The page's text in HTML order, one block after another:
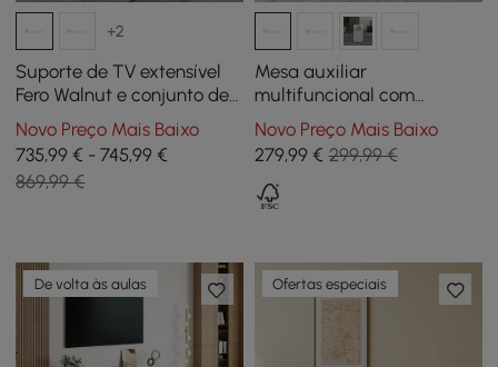
+2
Suporte de TV extensível
Fero Walnut e conjunto de
mesa de café Nesting
Novo Preço Mais Baixo
735,99 € - 745,99 €
869,99 €
Mesa auxiliar
multifuncional com
revisteiro 60 cm nogueira
Novo Preço Mais Baixo
279,99€ 299,99 €
De volta às aulas Ofertas especiais